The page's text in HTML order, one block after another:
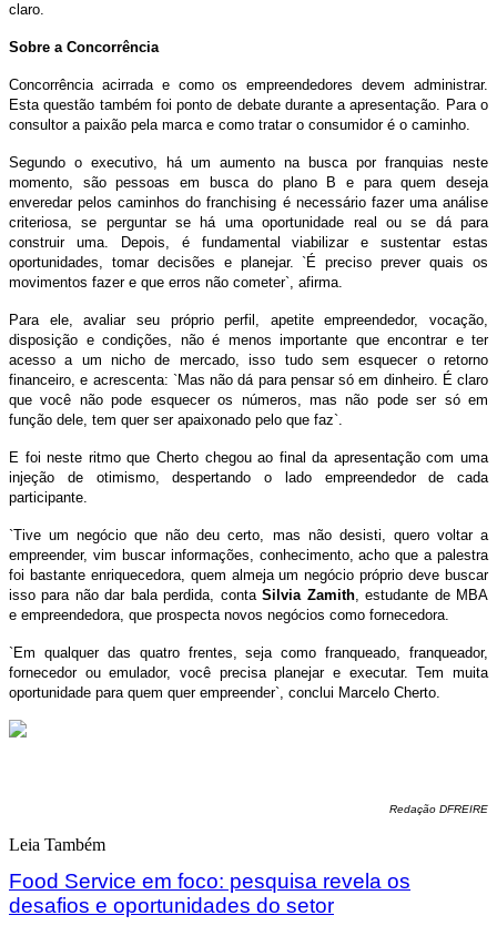
claro.
Sobre a Concorrência
Concorrência acirrada e como os empreendedores devem administrar.
Esta questão também foi ponto de debate durante a apresentação. Para o
consultor a paixão pela marca e como tratar o consumidor é o caminho.
Segundo o executivo, há um aumento na busca por franquias neste
momento, são pessoas em busca do plano B e para quem deseja
enveredar pelos caminhos do franchising é necessário fazer uma análise
criteriosa, se perguntar se há uma oportunidade real ou se dá para
construir uma. Depois, é fundamental viabilizar e sustentar estas
oportunidades, tomar decisões e planejar. `É preciso prever quais os
movimentos fazer e que erros não cometer`, afirma.
Para ele, avaliar seu próprio perfil, apetite empreendedor, vocação,
disposição e condições, não é menos importante que encontrar e ter
acesso a um nicho de mercado, isso tudo sem esquecer o retorno
financeiro, e acrescenta: `Mas não dá para pensar só em dinheiro. É claro
que você não pode esquecer os números, mas não pode ser só em
função dele, tem quer ser apaixonado pelo que faz`.
E foi neste ritmo que Cherto chegou ao final da apresentação com uma
injeção de otimismo, despertando o lado empreendedor de cada
participante.
`Tive um negócio que não deu certo, mas não desisti, quero voltar a
empreender, vim buscar informações, conhecimento, acho que a palestra
foi bastante enriquecedora, quem almeja um negócio próprio deve buscar
isso para não dar bala perdida, contaSilvia Zamith, estudante de MBA
e empreendedora, que prospecta novos negócios como fornecedora.
`Em qualquer das quatro frentes, seja como franqueado, franqueador,
fornecedor ou emulador, você precisa planejar e executar. Tem muita
oportunidade para quem quer empreender`, conclui Marcelo Cherto.
Redação DFREIRE
Leia Também
Food Service em foco: pesquisa revela os
desafios e oportunidades do setor